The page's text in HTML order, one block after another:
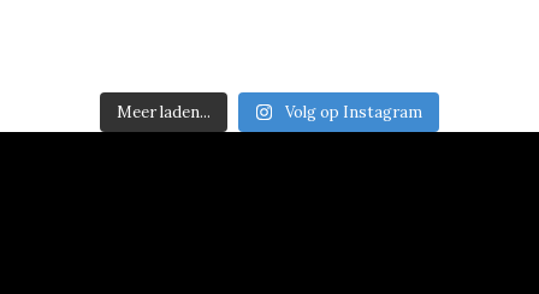
Meer laden... Volg op Instagram